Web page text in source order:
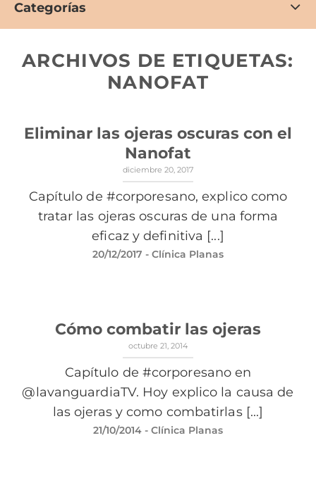
Categorías
ARCHIVOS DE ETIQUETAS:
NANOFAT
Eliminar las ojeras oscuras con el
Nanofat
diciembre 20, 2017
Capítulo de #corporesano, explico como
tratar las ojeras oscuras de una forma
eficaz y definitiva [...]
20/12/2017 - Clínica Planas
Cómo combatir las ojeras
octubre 21, 2014
Capítulo de #corporesano en
@lavanguardiaTV. Hoy explico la causa de
las ojeras y como combatirlas [...]
21/10/2014 - Clínica Planas